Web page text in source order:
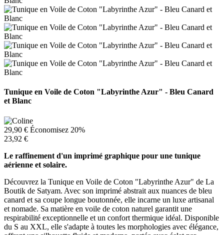
Tunique en Voile de Coton "Labyrinthe Azur" - Bleu Canard
et Blanc
29,90 € Économisez 20%
23,92 €
Le raffinement d'un imprimé graphique pour une tunique
aérienne et solaire.
Découvrez la Tunique en Voile de Coton "Labyrinthe Azur" de La
Boutik de Satyam. Avec son imprimé abstrait aux nuances de bleu
canard et sa coupe longue boutonnée, elle incarne un luxe artisanal
et nomade. Sa matière en voile de coton naturel garantit une
respirabilité exceptionnelle et un confort thermique idéal. Disponible
du S au XXL, elle s'adapte à toutes les morphologies avec élégance,